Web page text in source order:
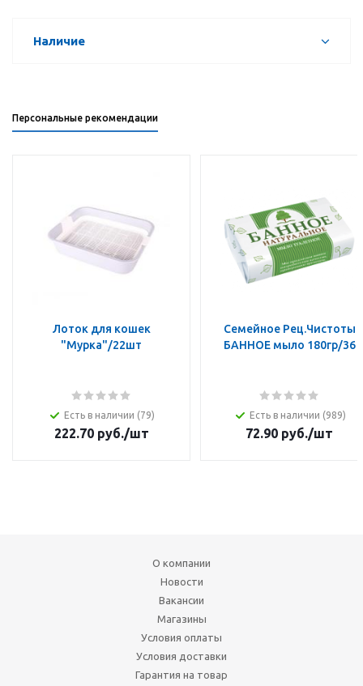
Наличие
Персональные рекомендации
Лоток для кошек
"Мурка"/22шт
Есть в наличии (79)
222.70руб./шт
Семейное Рец.Чистоты
БАННОЕ мыло 180гр/36
Есть в наличии (989)
72.90 руб./шт
О компании
Новости
Вакансии
Магазины
Условия оплаты
Условия доставки
Гарантия на товар